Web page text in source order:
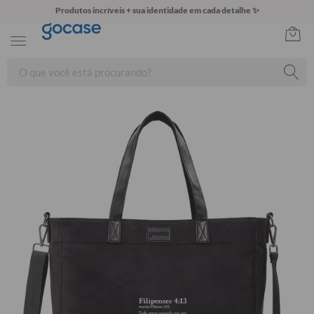
Produtos incríveis + sua identidade em cada detalhe ✨